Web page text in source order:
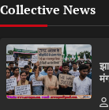
Collective News